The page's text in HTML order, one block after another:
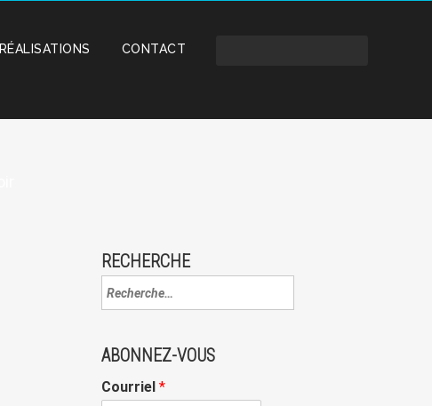
RÉALISATIONS CONTACT
RECHERCHE
ABONNEZ-VOUS
Courriel *